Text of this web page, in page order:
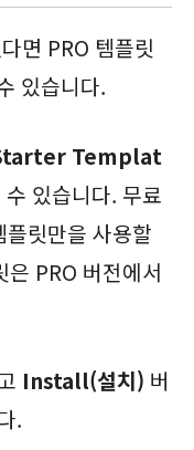
면 PRO 템플릿
있습니다.
Templat
있습니다. 무료
릿만을 사용할
PRO 버전에서
Install(설치) 버
.